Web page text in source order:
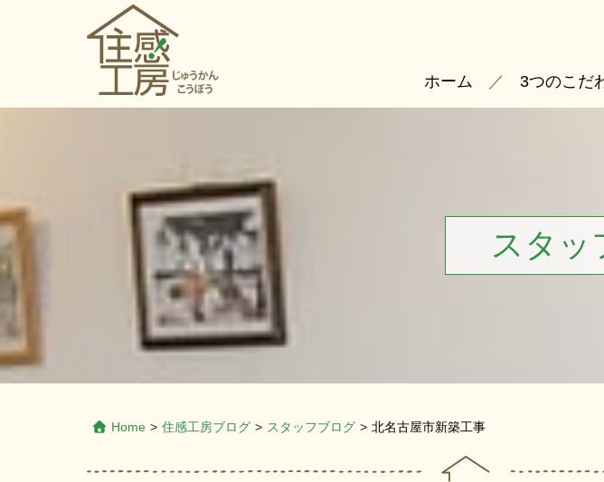
ホーム 3つのこだ
スタッ
Home > 住感工房ブログ > スタッフブログ > 北名古屋市新築工事